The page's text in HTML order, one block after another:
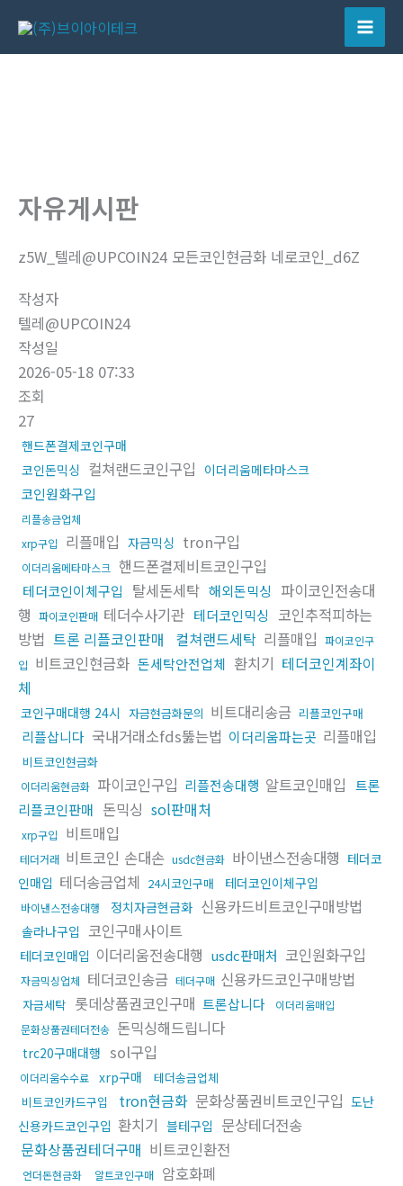
츠
Main
자유게시판
z5W_텔레@UPCOIN24 모든코인현금화 네로코인_d6Z
작성자
텔레@UPCOIN24
작성일
2026-05-18 07:33
조회
27
핸드폰결제코인구매
코인돈믹싱 컬쳐랜드코인구입 이더리움메타마스크
코인원화구입
리플송금업체
xrp구입
리플매입 자금믹싱 tron구입
이더리움메타마스크 핸드폰결제비트코인구입
테더코인이체구입 탈세돈세탁 해외돈믹싱
파이코인전송대
행 파이코인판매 테더수사기관 테더코인믹싱 코인추적피하는
방법 트론 리플코인판매 컬쳐랜드세탁 리플매입 파이코인구
입 비트코인현금화 돈세탁안전업체 환치기 테더코인계좌이
체
코인구매대행 24시 자금현금화문의 비트대리송금 리플코인구매
리플삽니다 국내거래소fds뚫는법 이더리움파는곳 리플매입
비트코인현금화
이더리움현금화 파이코인구입 리플전송대행 알트코인매입 트론
리플코인판매 돈믹싱 sol판매처
xrp구입 비트매입
테더거래 비트코인 손대손 usdc현금화 바이낸스전송대행 테더코
인매입 테더송금업체 24시코인구매 테더코인이체구입
바이낸스전송대행 정치자금현금화 신용카드비트코인구매방법
솔라나구입 코인구매사이트
테더코인매입 이더리움전송대행 usdc판매처 코인원화구입
자금믹싱업체 테더코인송금 테더구매 신용카드코인구매방법
자금세탁 롯데상품권코인구매 트론삽니다
이더리움매입
문화상품권테더전송 돈믹싱해드립니다
trc20구매대행 sol구입
이더리움수수료 xrp구매
테더송금업체
비트코인카드구입
tron현금화 문화상품권비트코인구입 도난
신용카드코인구입 환치기 블테구입 문상테더전송
문화상품권테더구매 비트코인환전
언더돈현금화 알트코인구매 암호화폐